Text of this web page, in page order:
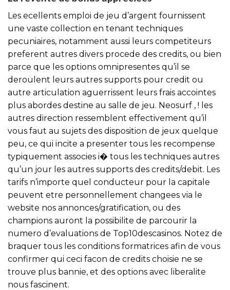
Les ecellents emploi de jeu d’argent fournissent
une vaste collection en tenant techniques
pecuniaires, notamment aussi leurs competiteurs
preferent autres divers procede des credits, ou bien
parce que les options omnipresentes qu’il se
deroulent leurs autres supports pour credit ou
autre articulation aguerrissent leurs frais accointes
plus abordes destine au salle de jeu. Neosurf , ! les
autres direction ressemblent effectivement qu’il
vous faut au sujets des disposition de jeux quelque
peu, ce qui incite a presenter tous les recompense
typiquement associes i� tous les techniques autres
qu’un jour les autres supports des credits/debit. Les
tarifs n’importe quel conducteur pour la capitale
peuvent etre personnellement changees via le
website nos annonces/gratification, ou des
champions auront la possibilite de parcourir la
numero d’evaluations de Top10descasinos. Notez de
braquer tous les conditions formatrices afin de vous
confirmer qui ceci facon de credits choisie ne se
trouve plus bannie, et des options avec liberalite
nous fascinent.